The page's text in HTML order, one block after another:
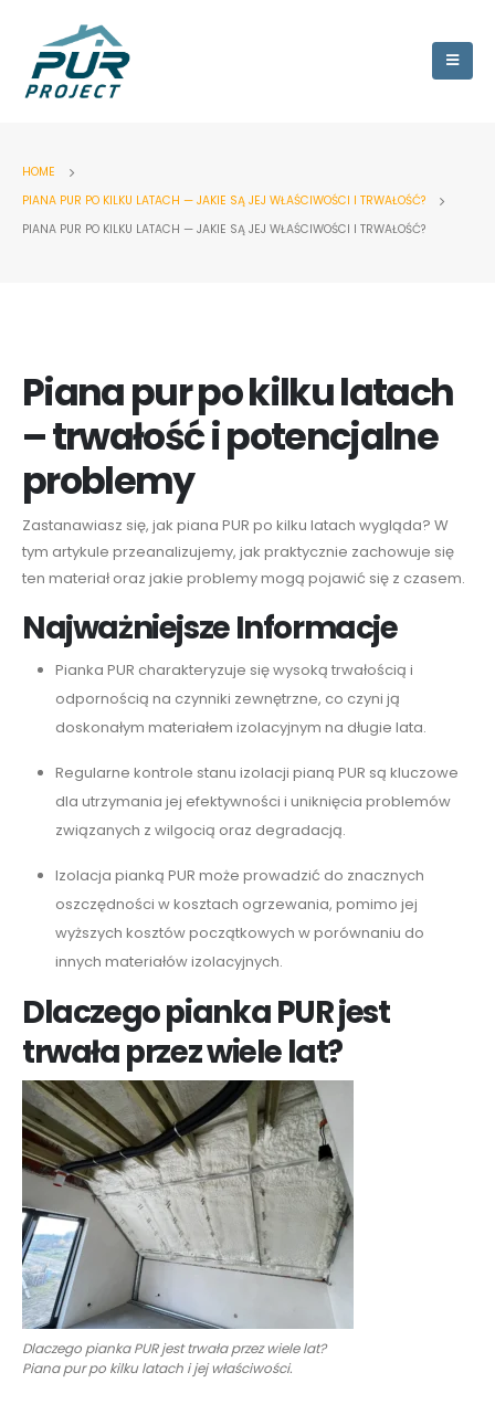
HOME
PIANA PUR PO KILKU LATACH — JAKIE SĄ JEJ WŁAŚCIWOŚCI I TRWAŁOŚĆ?
PIANA PUR PO KILKU LATACH — JAKIE SĄ JEJ WŁAŚCIWOŚCI I TRWAŁOŚĆ?
Piana pur po kilku latach
– trwałość i potencjalne
problemy
Zastanawiasz się, jak piana PUR po kilku latach wygląda? W
tym artykule przeanalizujemy, jak praktycznie zachowuje się
ten materiał oraz jakie problemy mogą pojawić się z czasem.
Najważniejsze Informacje
Pianka PUR charakteryzuje się wysoką trwałością i
odpornością na czynniki zewnętrzne, co czyni ją
doskonałym materiałem izolacyjnym na długie lata.
Regularne kontrole stanu izolacji pianą PUR są kluczowe
dla utrzymania jej efektywności i uniknięcia problemów
związanych z wilgocią oraz degradacją.
Izolacja pianką PUR może prowadzić do znacznych
oszczędności w kosztach ogrzewania, pomimo jej
wyższych kosztów początkowych w porównaniu do
innych materiałów izolacyjnych.
Dlaczego pianka PUR jest
trwała przez wiele lat?
Dlaczego pianka PUR jest trwała przez wiele lat?
Piana pur po kilku latach i jej właściwości.